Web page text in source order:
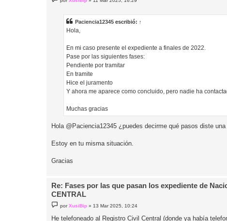
e
Paciencia12345 escribió: ↑
Hola,
En mi caso presente el expediente a finales de 2022.
Pase por las siguientes fases:
Pendiente por tramitar
En tramite
Hice el juramento
Y ahora me aparece como concluido, pero nadie ha
Muchas gracias
Hola @Paciencia12345 ¿puedes decirme qué pasos diste
Estoy en tu misma situación.
Gracias
Re: Fases por las que pasan los expediente de
CENTRAL
e
porXusiBip » 13 Mar 2025, 10:24
He telefoneado al Registro Civil Central (donde ya había